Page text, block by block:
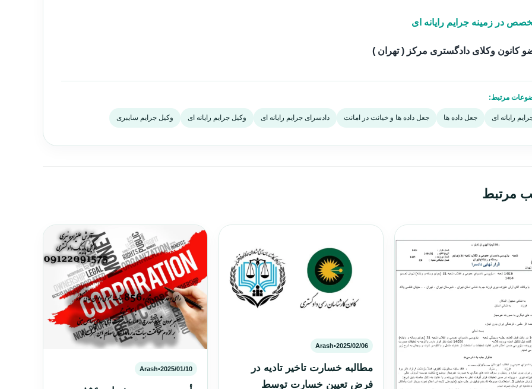
در زمینه جرایم رایانه ای
کانون وکلای دادگستری مرکز ( تهران )
مرتبط:
رایانه ای جعل داده ها جعل داده ها و خیانت در امانت دادسرای جرایم رایانه ای وکیل جرایم رایانه ای وکیل جرایم سایبری
مرتبط
2025/02/06
•
Arash
مطالبه خسارت تاخیر تادیه در
فرض تعیین خسارت توسط
2025/01/10
•
Arash